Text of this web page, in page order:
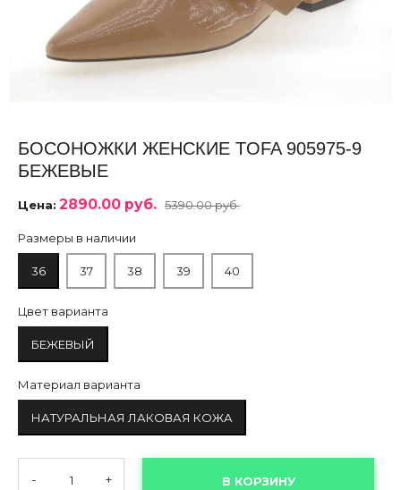
БОСОНОЖКИ ЖЕНСКИЕ TOFA 905975-9
БЕЖЕВЫЕ
Цена: 2890.00 руб. 5390.00 руб.
Размеры в наличии
36 37 38 39 40
Цвет варианта
БЕЖЕВЫЙ
Материал варианта
НАТУРАЛЬНАЯ ЛАКОВАЯ КОЖА
- + В КОРЗИНУ